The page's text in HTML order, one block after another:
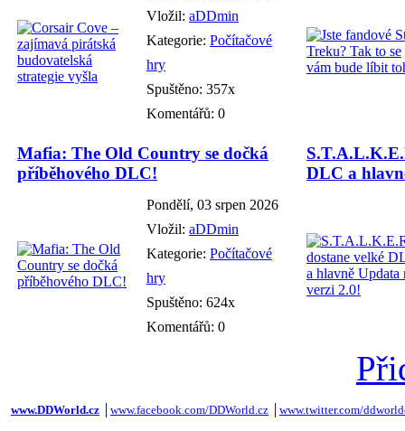
Vložil: aDDmin
Kategorie: Počítačové
hry
Spuštěno: 357x
Komentářů: 0
Mafia: The Old Country se dočká
příběhového DLC!
Pondělí, 03 srpen 2026
Vložil: aDDmin
Kategorie: Počítačové
hry
Spuštěno: 624x
Komentářů: 0
DLC a
www.DDWorld.cz www.facebook.com/DDWorld.cz www.twitter.com/